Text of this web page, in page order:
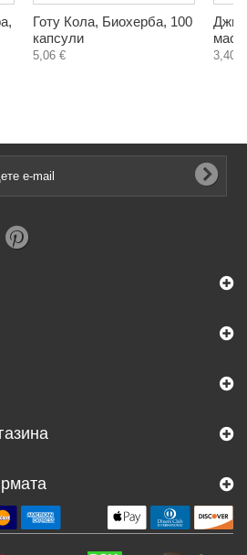
Готу Кола, Биохерба, 100
капсули
5,06 € 3,40 €